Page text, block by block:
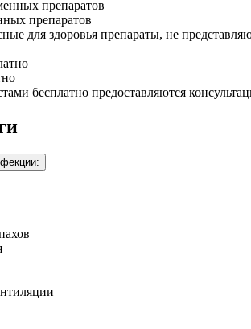
препаратов
для здоровья препараты, не
бесплатно предоставляются